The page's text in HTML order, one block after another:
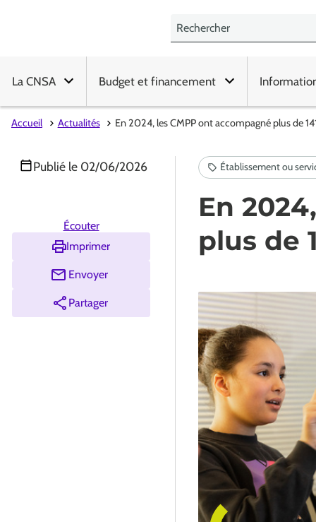
La CNSA Budget et financement
Accueil Actualités En 2024, les CMPP ont accompagné plus de
En
plus de
Publié le 02/06/2026
Écouter
Imprimer
Envoyer
Partager